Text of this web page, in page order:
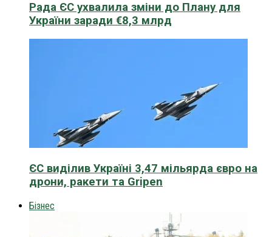
Рада ЄС ухвалила зміни до Плану для
України заради €8,3 млрд
ЄС виділив Україні 3,47 мільярда євро на
дрони, ракети та Gripen
Бізнес